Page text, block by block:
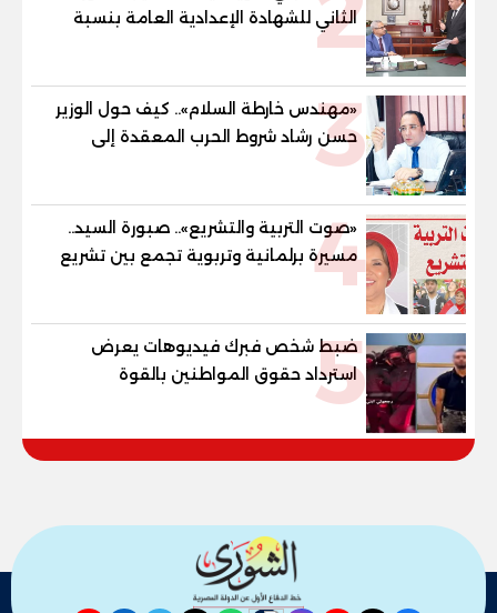
الثاني للشهادة الإعدادية العامة بنسبة
والنور للمكفوفين
3
«مهندس خارطة السلام».. كيف حول الوزير
حسن رشاد شروط الحرب المعقدة إلى
"خارطة طريق" للانسحاب والإعمار؟
4
«صوت التربية والتشريع».. صبورة السيد..
مسيرة برلمانية وتربوية تجمع بين تشريع
القوانين وصناعة الأجيال لبناء الإنسان
5
ضبط شخص فبرك فيديوهات يعرض
استرداد حقوق المواطنين بالقوة